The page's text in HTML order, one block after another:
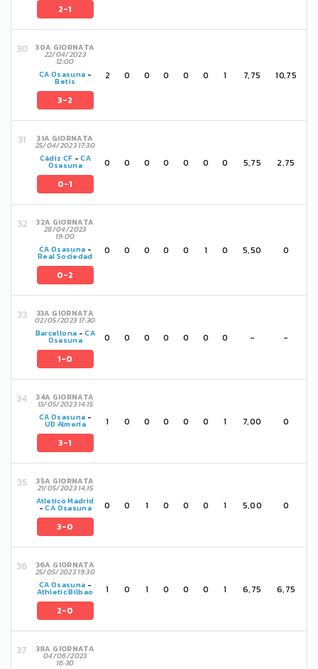
2-1
30A GIORNATA
22/04/2023
12:00
CA Osasuna -
Betis
3-2
2 0 0 0 0 0 1 7,75 10,75
31A GIORNATA
25/04/2023 17:30
Cádiz CF -CA
Osasuna
0-1
0 0 0 0 0 0 0 5,75 2,75
32A GIORNATA
28/04/2023
19:00
CA Osasuna -
Real Sociedad
0-2
0 0 0 0 0 1 0 5,50 0
33A GIORNATA
02/05/2023 17:30
Barcellona -CA
Osasuna
1-0
0 0 0 0 0 0 0 - -
34A GIORNATA
13/05/2023 14:15
CA Osasuna -
UD Almería
3-1
1 0 0 0 0 0 1 7,00 0
35A GIORNATA
21/05/2023 14:15
Atletico Madrid
-CA Osasuna
3-0
0 0 1 0 0 0 1 5,00 0
36A GIORNATA
25/05/2023 19:30
CA Osasuna -
Athletic Bilbao
2-0
1 0 1 0 0 0 1 6,75 6,75
38A GIORNATA
04/06/2023
16:30